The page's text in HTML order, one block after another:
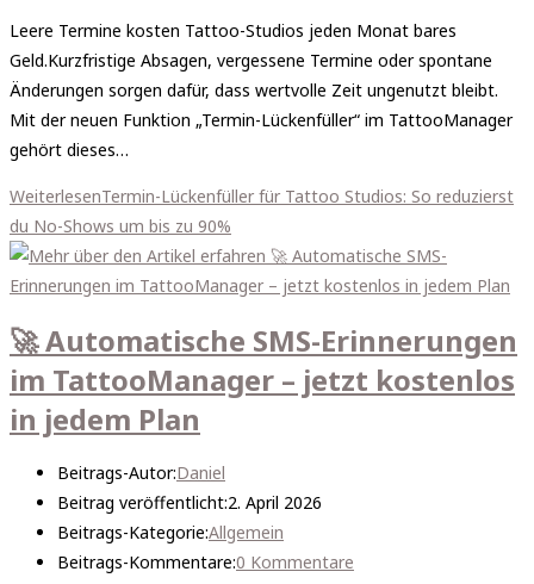
Leere Termine kosten Tattoo-Studios jeden Monat bares
Geld.Kurzfristige Absagen, vergessene Termine oder spontane
Änderungen sorgen dafür, dass wertvolle Zeit ungenutzt bleibt.
Mit der neuen Funktion „Termin-Lückenfüller“ im TattooManager
gehört dieses…
WeiterlesenTermin-Lückenfüller für Tattoo Studios: So reduzierst
du No-Shows um bis zu 90%
🚀 Automatische SMS-Erinnerungen
im TattooManager – jetzt kostenlos
in jedem Plan
Beitrags-Autor:Daniel
Beitrag veröffentlicht:2. April 2026
Beitrags-Kategorie:Allgemein
Beitrags-Kommentare:0 Kommentare